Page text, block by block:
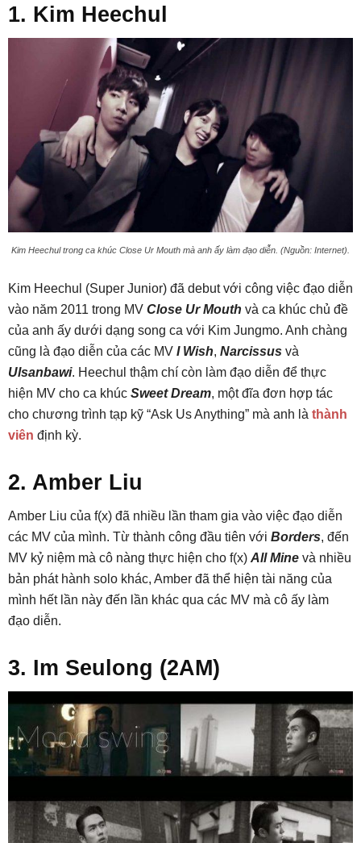
1. Kim Heechul
Kim Heechul trong ca khúc Close Ur Mouth mà anh ấy làm đạo diễn. (Nguồn: Internet).
Kim Heechul (Super Junior) đã debut với công việc đạo diễn
vào năm 2011 trong MV Close Ur Mouth và ca khúc chủ đề
của anh ấy dưới dạng song ca với Kim Jungmo. Anh chàng
cũng là đạo diễn của các MV I Wish, Narcissus và
Ulsanbawi. Heechul thậm chí còn làm đạo diễn để thực
hiện MV cho ca khúc Sweet Dream, một đĩa đơn hợp tác
cho chương trình tạp kỹ “Ask Us Anything” mà anh là thành
viên định kỳ.
2. Amber Liu
Amber Liu của f(x) đã nhiều lần tham gia vào việc đạo diễn
các MV của mình. Từ thành công đầu tiên với Borders, đến
MV kỷ niệm mà cô nàng thực hiện cho f(x) All Mine và nhiều
bản phát hành solo khác, Amber đã thể hiện tài năng của
mình hết lần này đến lần khác qua các MV mà cô ấy làm
đạo diễn.
3. Im Seulong (2AM)